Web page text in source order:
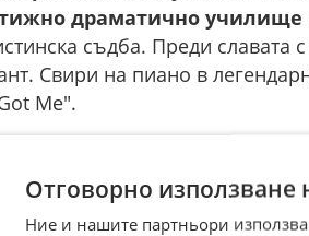
драматично училище
съдба. Преди славата
Свири на пиано в
Me".
на Deep Purple Иън Пейс
Двамата се женят
Отговорно
Ние и нашите партньори